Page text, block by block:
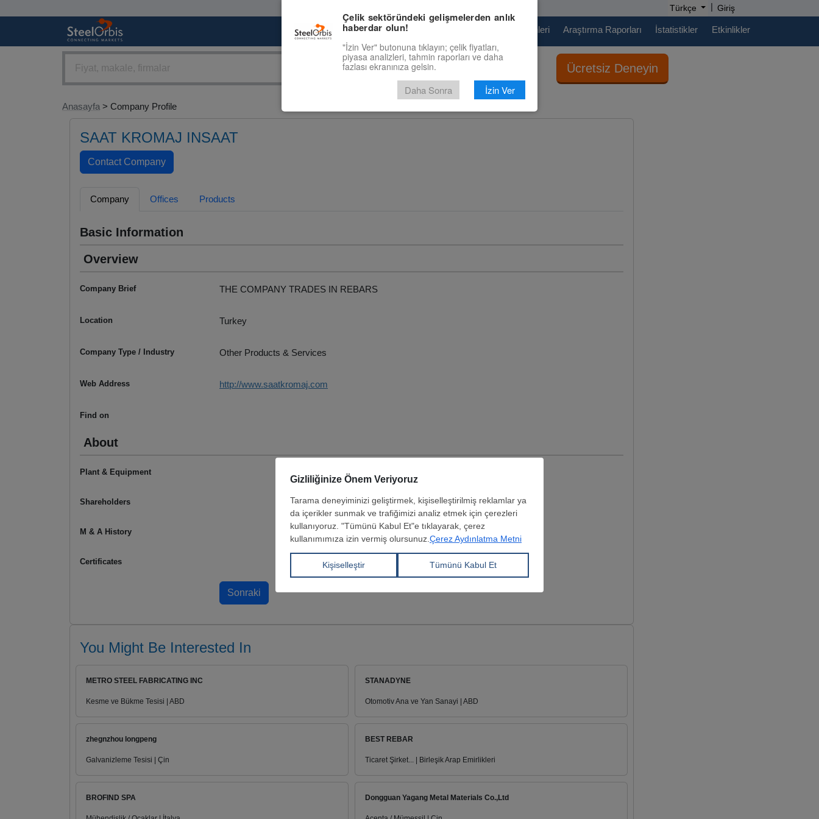
Türkçe | Giriş
Pazaryeri Fiyat Tahminleri Araştırma Raporları İstatistikler Etkinlikler
Ücretsiz Deneyin
Anasayfa > Company Profile
SAAT KROMAJ INSAAT
Company Offices Products
Basic Information
Overview
Company Brief THE COMPANY TRADES IN REBARS
Location Turkey
Company Type / Industry Other Products & Services
Web Address http://www.saatkromaj.com
Find on
About
Plant & Equipment
Shareholders
M & A History
Certificates
You Might Be Interested In
METRO STEEL FABRICATING INC
Kesme ve Bükme Tesisi | ABD
STANADYNE
Otomotiv Ana ve Yan Sanayi | ABD
zhegnzhou longpeng
Galvanizleme Tesisi | Çin
BEST REBAR
Ticaret Şirket... | Birleşik Arap Emirlikleri
BROFIND SPA Dongguan Yagang Metal Materials Co.,Ltd
Çelik sektöründeki gelişmelerden anlık
haberdar olun!
"İzin Ver" butonuna tıklayın; çelik fiyatları,
piyasa analizleri, tahmin raporları ve daha
fazlası ekranınıza gelsin.
Daha Sonra İzin Ver